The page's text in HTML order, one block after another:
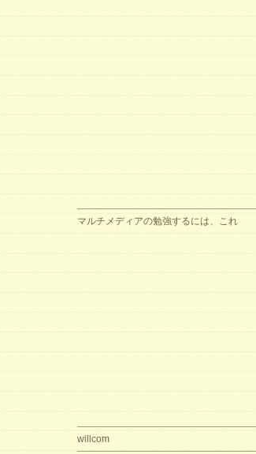
マルチメディアの勉強するには、これ
willcom